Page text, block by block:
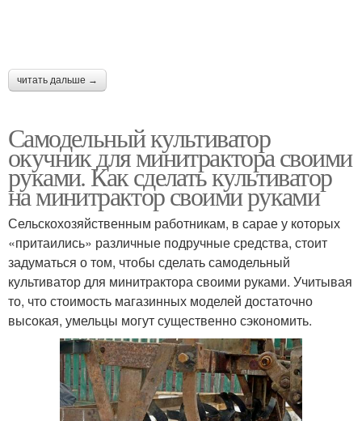
читать дальше →
Самодельный культиватор
окучник для минитрактора своими
руками. Как сделать культиватор
на минитрактор своими руками
Сельскохозяйственным работникам, в сарае у которых
«притаились» различные подручные средства, стоит
задуматься о том, чтобы сделать самодельный
культиватор для минитрактора своими руками. Учитывая
то, что стоимость магазинных моделей достаточно
высокая, умельцы могут существенно сэкономить.